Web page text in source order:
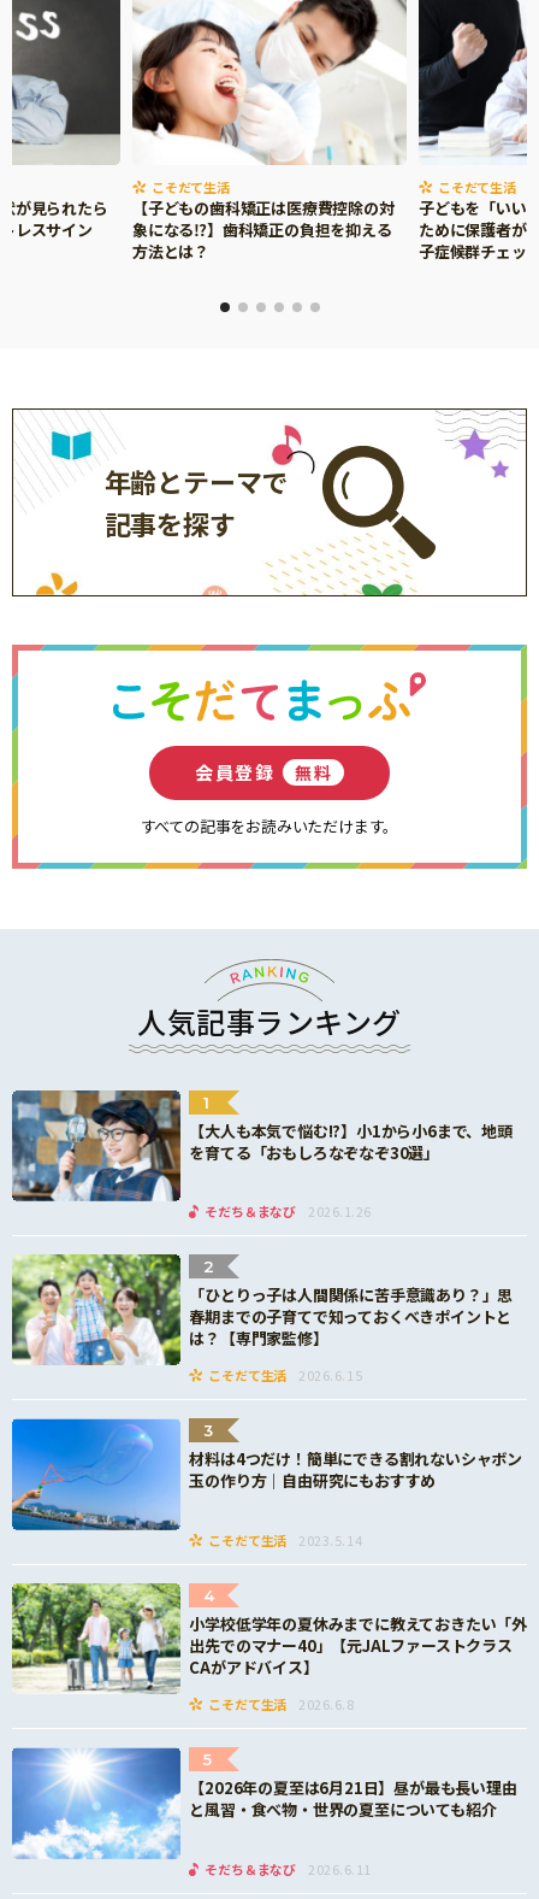
が見られたら
レスサイン
こそだて生活
【子どもの歯科矯正は医療費控除の対
象になる⁉】歯科矯正の負担を抑える
方法とは？
こそだて生活
子どもを「いい
ために保護者が
子症候群チェッ
年齢とテーマで
記事を探す
会員登録 無料
すべての記事をお読みいただけます。
人気記事ランキング
1
【大人も本気で悩む!?】小1から小6まで、地頭
を育てる「おもしろなぞなぞ30選」
そだち＆まなび 2026.1.26
2
「ひとりっ子は人間関係に苦手意識あり？」思
春期までの子育てで知っておくべきポイントと
は？【専門家監修】
こそだて生活 2026.6.15
3
材料は4つだけ！簡単にできる割れないシャボン
玉の作り方｜自由研究にもおすすめ
こそだて生活 2023.5.14
4
小学校低学年の夏休みまでに教えておきたい「外
出先でのマナー40」【元JALファーストクラス
CAがアドバイス】
こそだて生活 2026.6.8
5
【2026年の夏至は6月21日】昼が最も長い理由
と風習・食べ物・世界の夏至についても紹介
そだち＆まなび 2026.6.11